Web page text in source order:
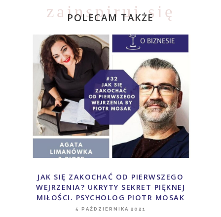
zainspiruj się
POLECAM TAKŻE
JAK SIĘ ZAKOCHAĆ OD PIERWSZEGO
WEJRZENIA? UKRYTY SEKRET PIĘKNEJ
MIŁOŚCI. PSYCHOLOG PIOTR MOSAK
5 PAŹDZIERNIKA 2021